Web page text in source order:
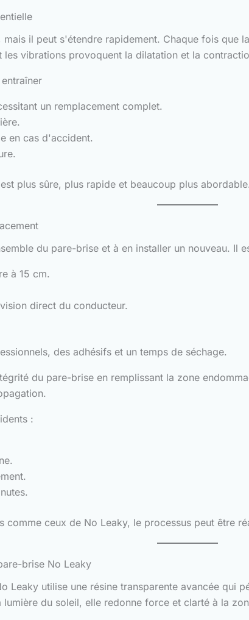
il peut s'étendre rapidement. Chaque fois que
vibrations provoquent la dilatation et la
un remplacement complet.
en cas d'accident.
plus sûre, plus rapide et beaucoup plus abordable.
du pare-brise et à en installer un nouveau. Il
à 15 cm.
direct du conducteur.
des adhésifs et un temps de séchage.
du pare-brise en remplissant la zone
:
comme ceux de No Leaky, le processus peut être
brise No Leaky
Leaky utilise une résine transparente avancée qui
du soleil, elle redonne force et clarté à la